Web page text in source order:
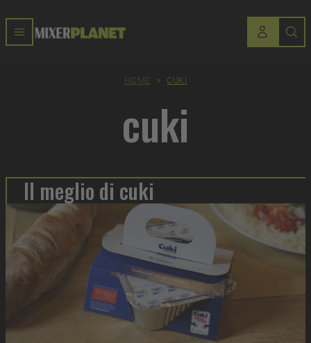
HOME > CUKI
cuki
Il meglio di cuki